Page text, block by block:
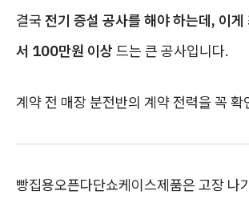
결국 전기 증설 공사를 해야 하는데, 이
서 100만원 이상 드는 큰 공사입니다.
계약 전 매장 분전반의 계약 전력을 꼭 확
빵집용오픈다단쇼케이스제품은 고장 나